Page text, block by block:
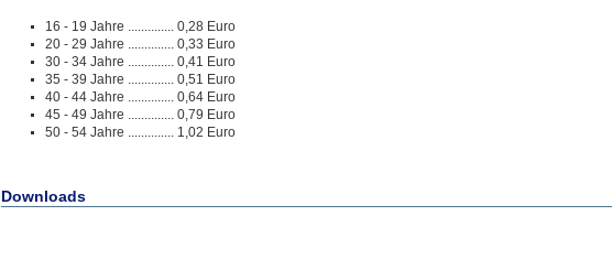
16 - 19 Jahre .............. 0,28 Euro
20 - 29 Jahre .............. 0,33 Euro
30 - 34 Jahre .............. 0,41 Euro
35 - 39 Jahre .............. 0,51 Euro
40 - 44 Jahre .............. 0,64 Euro
45 - 49 Jahre .............. 0,79 Euro
50 - 54 Jahre .............. 1,02 Euro
Downloads